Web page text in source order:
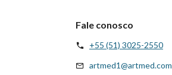
Fale conosco
+55 (51) 3025-2550
artmed1@artmed.com